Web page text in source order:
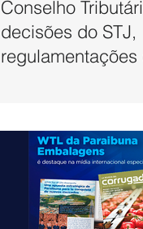
Conselho
decisões do STJ,
regulamentações